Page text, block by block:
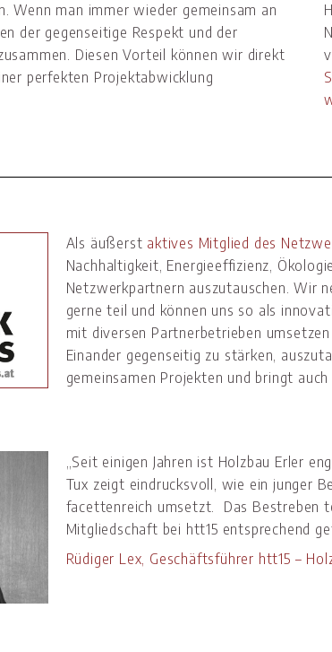
Wenn man immer wieder gemeinsam an
der gegenseitige Respekt und der
Diesen Vorteil können wir direkt
perfekten Projektabwicklung
Als äußerst aktives Mitglied des
Nachhaltigkeit, Energieeffizienz,
Netzwerkpartnern auszutauschen. Wir
gerne teil und können uns so als
mit diversen Partnerbetrieben
Einander gegenseitig zu stärken,
gemeinsamen Projekten und bringt
„Seit einigen Jahren ist Holzbau Erler
Tux zeigt eindrucksvoll, wie ein junger
facettenreich umsetzt. Das Bestreben
Mitgliedschaft bei htt15 entsprechend
Rüdiger Lex, Geschäftsführer htt15 –